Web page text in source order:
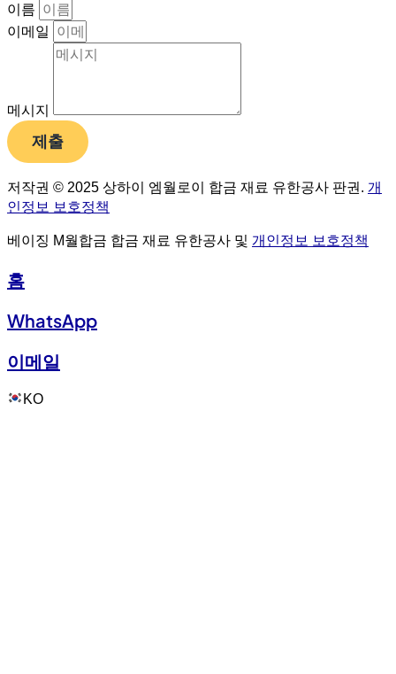
이름
이메일
메시지
제출
저작권 © 2025 상하이 엠월로이 합금 재료 유한공사 판권. 개
인정보 보호정책
베이징 M월합금 합금 재료 유한공사 및 개인정보 보호정책
홈
WhatsApp
이메일
KO